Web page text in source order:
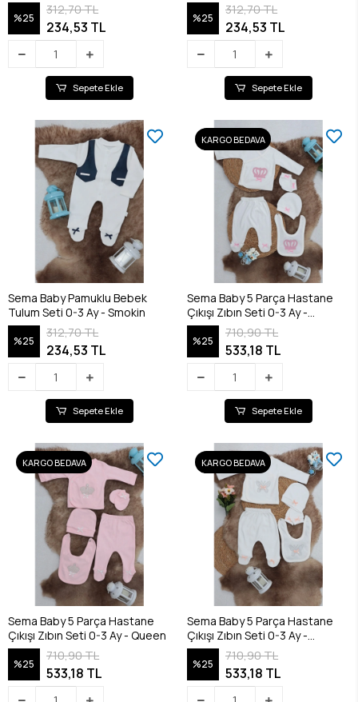
%25
312,70 TL
234,53 TL
Sepete Ekle
%25
312,70 TL
234,53 TL
Sepete Ekle
Sema Baby Pamuklu Bebek
Tulum Seti 0-3 Ay - Smokin
%25
312,70 TL
234,53 TL
Sepete Ekle
KARGO BEDAVA
Sema Baby 5 Parça Hastane
Çıkışı Zıbın Seti 0-3 Ay -
Princess
%25
710,90 TL
533,18 TL
Sepete Ekle
KARGO BEDAVA
Sema Baby 5 Parça Hastane
Çıkışı Zıbın Seti 0-3 Ay - Queen
%25
710,90 TL
533,18 TL
KARGO BEDAVA
Sema Baby 5 Parça Hastane
Çıkışı Zıbın Seti 0-3 Ay -
Butterfly
%25
710,90 TL
533,18 TL